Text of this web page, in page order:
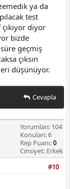
ya da
test
diyor
bizde
geçmiş
çıksın
düşünüyor.
Cevapla
Yorumları: 104
Konuları: 6
Rep Puanı:0
Cinsiyet: Erkek
#10